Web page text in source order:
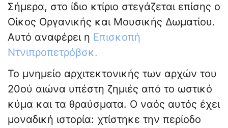
Σήμερα, στο ίδιο κτίριο στεγάζεται επίσης ο
Οίκος Οργανικής και Μουσικής Δωματίου.
Αυτό αναφέρει η Επισκοπή
Ντνιπροπετρόβσκ.
Το μνημείο αρχιτεκτονικής των αρχών του
20ού αιώνα υπέστη ζημιές από το ωστικό
κύμα και τα θραύσματα. Ο ναός αυτός έχει
μοναδική ιστορία: χτίστηκε την περίοδο